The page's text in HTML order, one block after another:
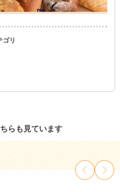
ゴリ
らも見ています